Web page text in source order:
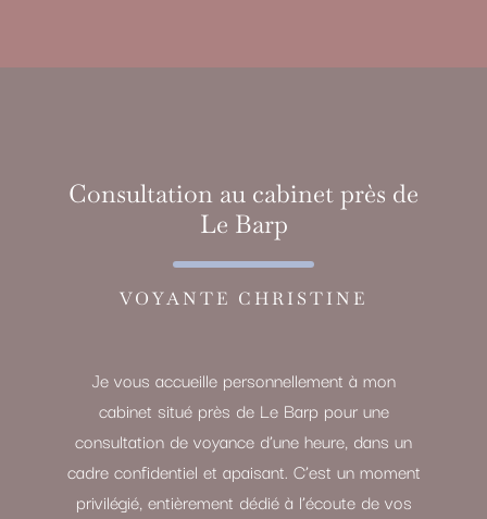
Consultation au cabinet près de
Le Barp
VOYANTE CHRISTINE
Je vous accueille personnellement à mon
cabinet situé près de Le Barp pour une
consultation de voyance d’une heure, dans un
cadre confidentiel et apaisant. C’est un moment
privilégié, entièrement dédié à l’écoute de vos